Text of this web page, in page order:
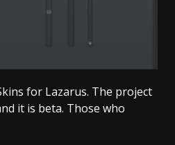
for Lazarus. The project
it is beta. Those who